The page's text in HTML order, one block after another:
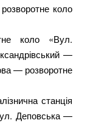
коло
коло «Вул.
—
— розворотне
станція
Деповська —